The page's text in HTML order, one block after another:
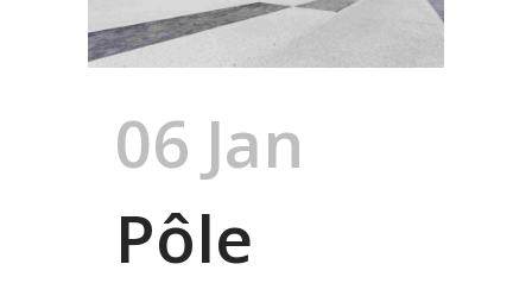
06 Jan
Pôle